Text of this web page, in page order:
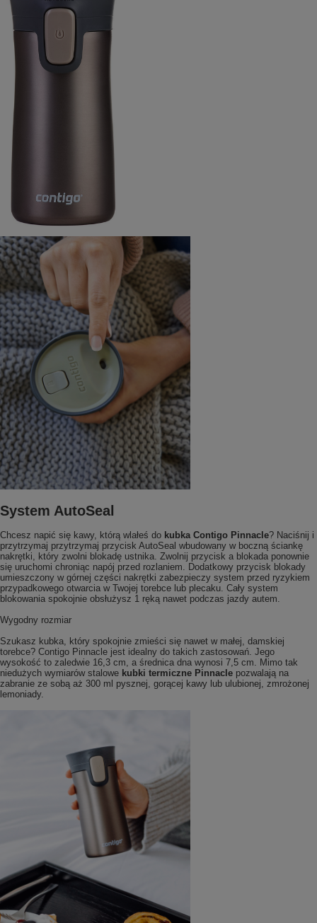
System AutoSeal
Chcesz napić się kawy, którą wlałeś do kubka Contigo Pinnacle? Naciśnij i
przytrzymaj przytrzymaj przycisk AutoSeal wbudowany w boczną ściankę
nakrętki, który zwolni blokadę ustnika. Zwolnij przycisk a blokada ponownie
się uruchomi chroniąc napój przed rozlaniem. Dodatkowy przycisk blokady
umieszczony w górnej części nakrętki zabezpieczy system przed ryzykiem
przypadkowego otwarcia w Twojej torebce lub plecaku. Cały system
blokowania spokojnie obsłużysz 1 ręką nawet podczas jazdy autem.
Wygodny rozmiar
Szukasz kubka, który spokojnie zmieści się nawet w małej, damskiej
torebce? Contigo Pinnacle jest idealny do takich zastosowań. Jego
wysokość to zaledwie 16,3 cm, a średnica dna wynosi 7,5 cm. Mimo tak
niedużych wymiarów stalowe kubki termiczne Pinnacle pozwalają na
zabranie ze sobą aż 300 ml pysznej, gorącej kawy lub ulubionej, zmrożonej
lemoniady.